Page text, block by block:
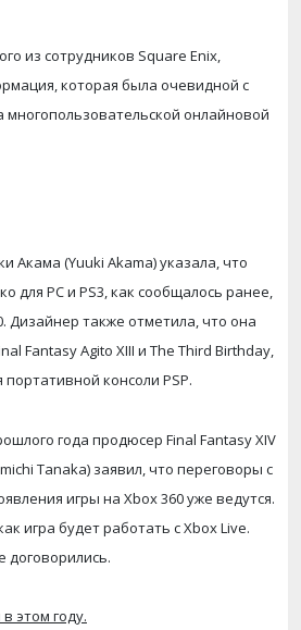
из сотрудников Square Enix,
которая была очевидной с
многопользовательской онлайновой
Акама (Yuuki Akama) указала, что
для РС и PS3, как сообщалось ранее,
Дизайнер также отметила, что она
Fantasy Agito XIII и The Third Birthday,
консоли PSP.
года продюсер Final Fantasy XIV
Tanaka) заявил, что переговоры с
игры на Xbox 360 уже ведутся.
игра будет работать с Xbox Live.
договорились.
этом году.